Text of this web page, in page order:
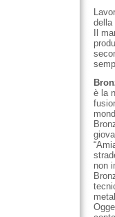
della
Il
è la
non